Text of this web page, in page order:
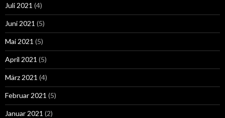
Juli 2021 (4)
Juni 2021 (5)
Mai 2021 (5)
April 2021 (5)
März 2021 (4)
Februar 2021 (5)
Januar 2021 (2)